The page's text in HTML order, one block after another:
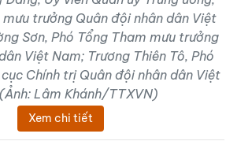
trưởng Quân đội nhân dân Việt
Sơn, Phó Tổng Tham mưu trưởng
Việt Nam; Trương Thiên Tô, Phó
Chính trị Quân đội nhân dân Việt
Lâm Khánh/TTXVN)
Xem chi tiết